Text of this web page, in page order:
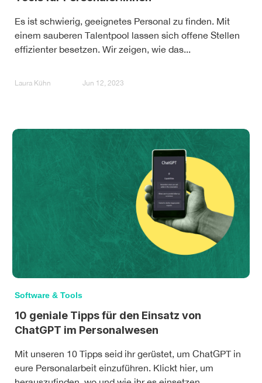
Es ist schwierig, geeignetes Personal zu finden. Mit
einem sauberen Talentpool lassen sich offene Stellen
effizienter besetzen. Wir zeigen, wie das...
Laura Kühn Jun 12, 2023
Software & Tools
10 geniale Tipps für den Einsatz von
ChatGPT im Personalwesen
Mit unseren 10 Tipps seid ihr gerüstet, um ChatGPT in
eure Personalarbeit einzuführen. Klickt hier, um